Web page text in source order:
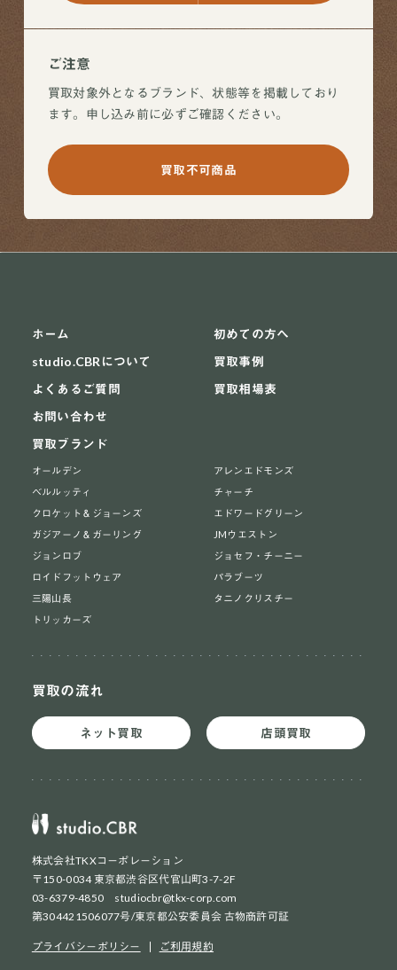
ネット買取 初めての方
ご注意
買取対象外となるブランド、状態等を掲載しており
ます。申し込み前に必ずご確認ください。
買取不可商品
ホーム
studio.CBRについて
よくあるご質問
お問い合わせ
初めての方へ
買取事例
買取相場表
買取ブランド
オールデン
アレンエドモンズ
ベルルッティ
チャーチ
クロケット＆ジョーンズ
エドワードグリーン
ガジアーノ＆ガーリング
JMウエストン
ジョンロブ
ジョセフ・チーニー
ロイドフットウェア
パラブーツ
三陽山長
タニノクリスチー
トリッカーズ
株式会社TKXコーポレーション
〒150-0034 東京都渋谷区代官山町3-7-2F
03-6379-4850 studiocbr@tkx-corp.com
第304421506077号/東京都公安委員会 古物商許可証
プライバシーポリシー ご利用規約
買取の流れ
ネット買取 店頭買取